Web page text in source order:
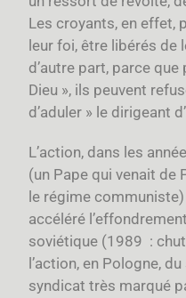
Les croyants, en effet,
leur foi, être libérés de
d’autre part, parce que
Dieu », ils peuvent
d’aduler » le dirigeant
L’action, dans les
(un Pape qui venait de
le régime
accéléré
soviétique (1989 :
l’action, en Pologne,
syndicat très marqué